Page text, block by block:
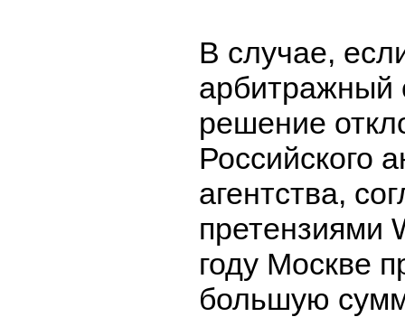
В случае,
арбитражный
решение
Российского
агентства,
претензиями
году Москве
большую